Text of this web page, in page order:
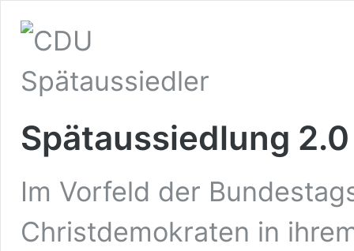
Spätaussiedlung 2.0
Im Vorfeld der
Christdemokraten in